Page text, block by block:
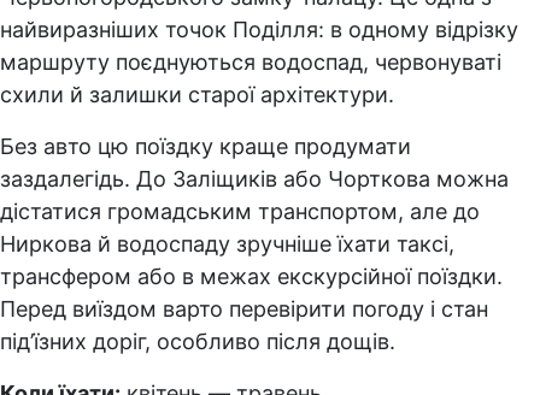
найвиразніших точок Поділля: в одному відрізку
маршруту поєднуються водоспад, червонуваті
схили й залишки старої архітектури.
Без авто цю поїздку краще продумати
заздалегідь. До Заліщиків або Чорткова можна
дістатися громадським транспортом, але до
Ниркова й водоспаду зручніше їхати таксі,
трансфером або в межах екскурсійної поїздки.
Перед виїздом варто перевірити погоду і стан
під’їзних доріг, особливо після дощів.